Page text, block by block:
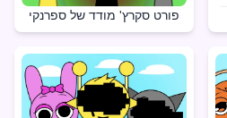
פורט סקרץ' מודד של ספרנקי